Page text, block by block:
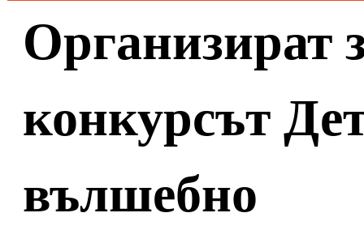
Организират
конкурсът
вълшебно